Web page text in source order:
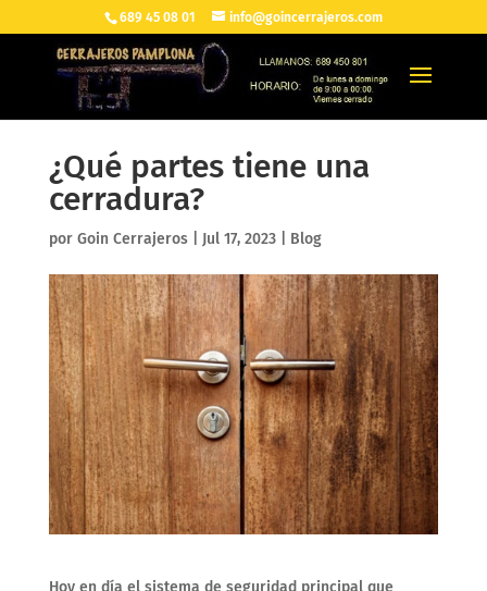
689 45 08 01 info@goincerrajeros.com
¿Qué partes tiene una
cerradura?
por Goin Cerrajeros| Jul 17, 2023| Blog